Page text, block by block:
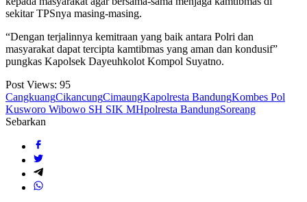
sekitar TPSnya masing-masing.
“Dengan terjalinnya kemitraan yang baik antara Polri dan
masyarakat dapat tercipta kamtibmas yang aman dan kondusif”
pungkas Kapolsek Dayeuhkolot Kompol Suyatno.
Post Views: 95
CangkuangCikancungCimaungKapolresta BandungKombes Pol
Kusworo Wibowo SH SIK MHpolresta BandungSoreang
Sebarkan